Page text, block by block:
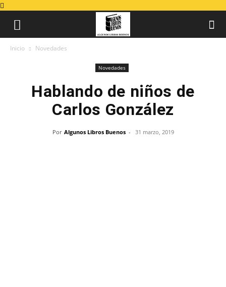
Inicio Novedades
Novedades
Hablando de niños de
Carlos González
Por Algunos Libros Buenos - 31 marzo, 2019